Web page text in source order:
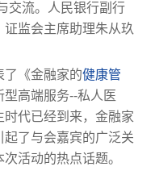
交流。人民银行副行
监会主席助理朱从玖
了《金融家的健康管
高端服务--私人医
代已经到来，金融家
了与会嘉宾的广泛关
活动的热点话题。